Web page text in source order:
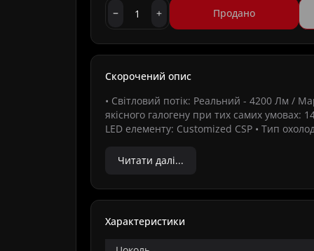
Продано
Скорочений опис
• Світловий потік: Реальний - 4200 Лм /
якісного галогену при тих самих умовах:
LED елементу: Customized CSP • Тип
Читати далі...
Характеристики